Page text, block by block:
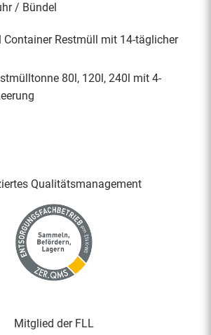
/ Bündel
Restmüll mit 14-täglicher
80l, 120l, 240l mit 4-
Qualitäts­management
Mitglied der FLL